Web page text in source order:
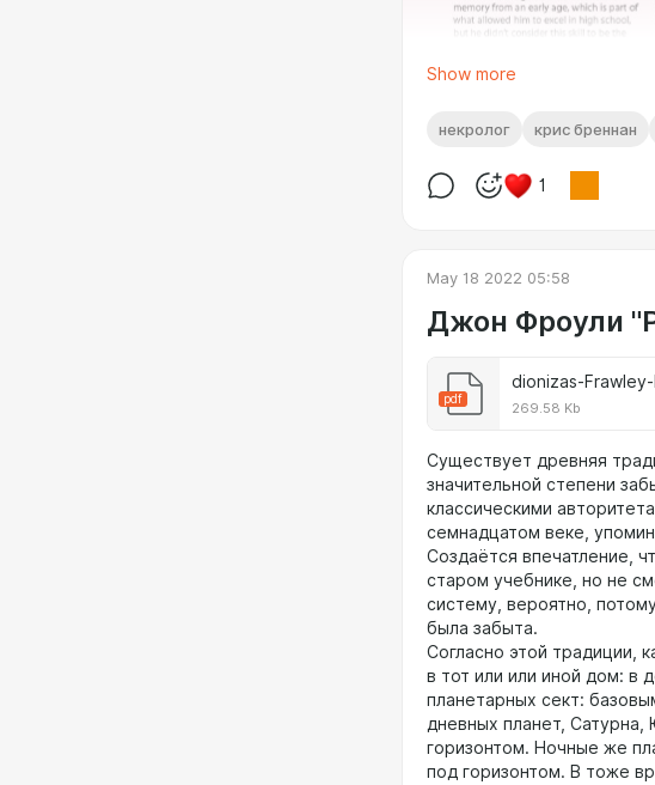
Show more
некролог крис бреннан
1
May 18 2022 05:58
Джон Фроули
pdf
dionizas-
269.58 Kb
Существует древняя
значительной степени
классическими
семнадцатом веке,
Создаётся впечатление,
старом учебнике, но не
систему, вероятно,
была забыта.
Согласно этой традиции,
в тот или или иной дом: в
планетарных сект:
дневных планет,
горизонтом. Ночные же
под горизонтом. В тоже